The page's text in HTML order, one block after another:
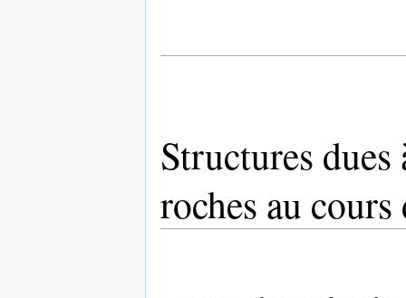
Structures dues
roches au